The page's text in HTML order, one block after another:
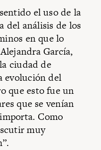
el uso de la
del análisis de los
en que lo
García,
ciudad de
evolución del
que esto fue un
que se venían
Como
muy